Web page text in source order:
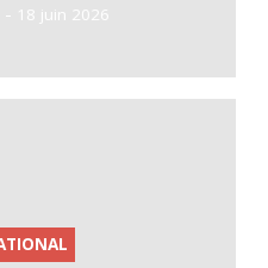
- 18 juin 2026